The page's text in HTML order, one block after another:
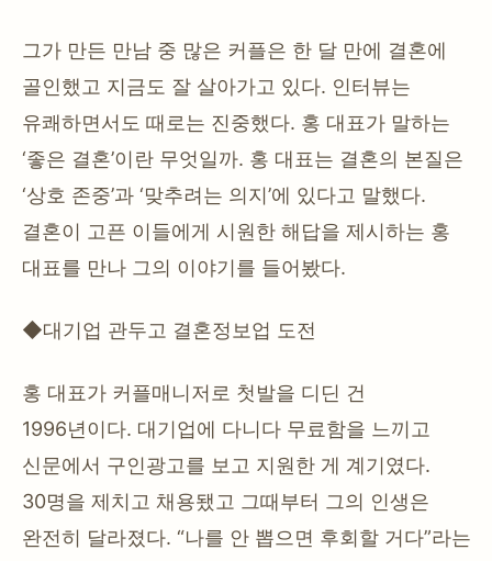
그가 만든 만남 중 많은 커플은 한 달 만에 결혼에
골인했고 지금도 잘 살아가고 있다. 인터뷰는
유쾌하면서도 때로는 진중했다. 홍 대표가 말하는
‘좋은 결혼’이란 무엇일까. 홍 대표는 결혼의 본질은
‘상호 존중’과 ‘맞추려는 의지’에 있다고 말했다.
결혼이 고픈 이들에게 시원한 해답을 제시하는 홍
대표를 만나 그의 이야기를 들어봤다.
◆대기업 관두고 결혼정보업 도전
홍 대표가 커플매니저로 첫발을 디딘 건
1996년이다. 대기업에 다니다 무료함을 느끼고
신문에서 구인광고를 보고 지원한 게 계기였다.
30명을 제치고 채용됐고 그때부터 그의 인생은
완전히 달라졌다. “나를 안 뽑으면 후회할 거다”라는